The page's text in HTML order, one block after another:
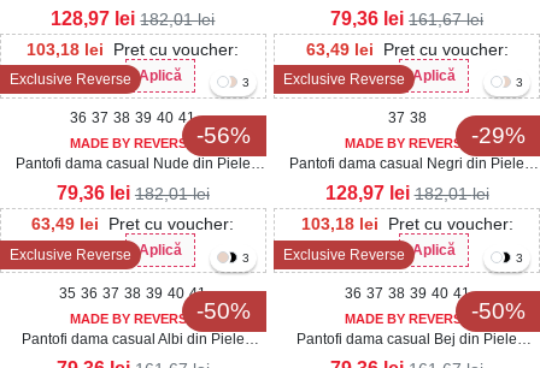
Ecologica Seena
103,18 lei
Pret cu voucher:
Her20
Aplică
128,97 lei 182,01lei
Ecologica Lacuita Dalina3
63,49 lei
Pret cu voucher:
Her20
Aplică
79,36 lei 161,67lei
Exclusive Reverse
-56%
3
36 37 38 39 40 41
MADE BY REVERSE
Pantofi dama casual Nude din Piele
Ecologica Lacuita Seena3
63,49 lei
Pret cu voucher:
Her20
Aplică
79,36 lei 182,01lei
Exclusive Reverse
-29%
3
37 38
MADE BY REVERSE
Pantofi dama casual Negri din Piele
Ecologica Intoarsa Seena2
103,18 lei
Pret cu voucher:
Her20
Aplică
128,97 lei 182,01lei
Exclusive Reverse
-50%
3
35 36 37 38 39 40 41
MADE BY REVERSE
Pantofi dama casual Albi din Piele
Ecologica Dalina
Exclusive Reverse
-50%
3
36 37 38 39 40 41
MADE BY REVERSE
Pantofi dama casual Bej din Piele
Ecologica Dalina